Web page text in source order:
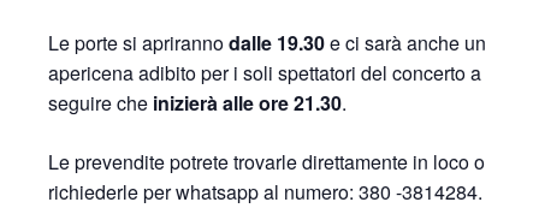
Le porte si aprirannodalle 19.30e ci sarà anche un
apericena adibito per i soli spettatori del concerto a
seguire che inizierà alle ore 21.30.
Le prevendite potrete trovarle direttamente in loco o
richiederle per whatsapp al numero: 380 -3814284.